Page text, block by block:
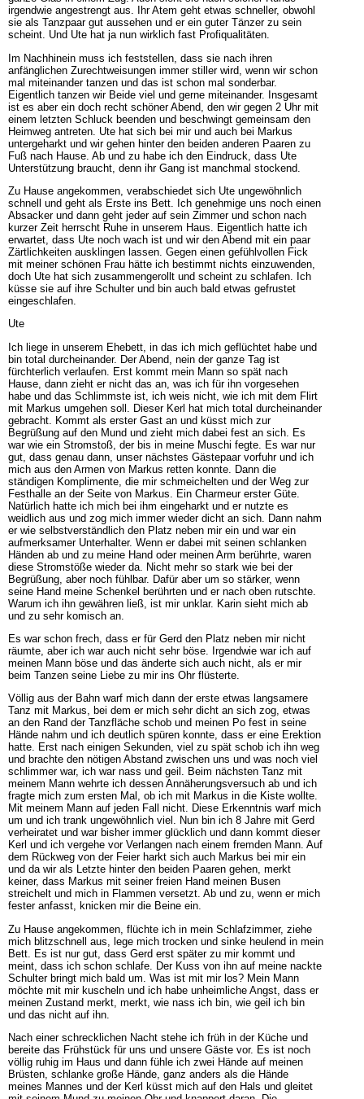
irgendwie angestrengt aus. Ihr Atem geht etwas schneller, obwohl
sie als Tanzpaar gut aussehen und er ein guter Tänzer zu sein
scheint. Und Ute hat ja nun wirklich fast Profiqualitäten.
Im Nachhinein muss ich feststellen, dass sie nach ihren
anfänglichen Zurechtweisungen immer stiller wird, wenn wir schon
mal miteinander tanzen und das ist schon mal sonderbar.
Eigentlich tanzen wir Beide viel und gerne miteinander. Insgesamt
ist es aber ein doch recht schöner Abend, den wir gegen 2 Uhr mit
einem letzten Schluck beenden und beschwingt gemeinsam den
Heimweg antreten. Ute hat sich bei mir und auch bei Markus
untergeharkt und wir gehen hinter den beiden anderen Paaren zu
Fuß nach Hause. Ab und zu habe ich den Eindruck, dass Ute
Unterstützung braucht, denn ihr Gang ist manchmal stockend.
Zu Hause angekommen, verabschiedet sich Ute ungewöhnlich
schnell und geht als Erste ins Bett. Ich genehmige uns noch einen
Absacker und dann geht jeder auf sein Zimmer und schon nach
kurzer Zeit herrscht Ruhe in unserem Haus. Eigentlich hatte ich
erwartet, dass Ute noch wach ist und wir den Abend mit ein paar
Zärtlichkeiten ausklingen lassen. Gegen einen gefühlvollen Fick
mit meiner schönen Frau hätte ich bestimmt nichts einzuwenden,
doch Ute hat sich zusammengerollt und scheint zu schlafen. Ich
küsse sie auf ihre Schulter und bin auch bald etwas gefrustet
eingeschlafen.
Ute
Ich liege in unserem Ehebett, in das ich mich geflüchtet habe und
bin total durcheinander. Der Abend, nein der ganze Tag ist
fürchterlich verlaufen. Erst kommt mein Mann so spät nach
Hause, dann zieht er nicht das an, was ich für ihn vorgesehen
habe und das Schlimmste ist, ich weis nicht, wie ich mit dem Flirt
mit Markus umgehen soll. Dieser Kerl hat mich total durcheinander
gebracht. Kommt als erster Gast an und küsst mich zur
Begrüßung auf den Mund und zieht mich dabei fest an sich. Es
war wie ein Stromstoß, der bis in meine Muschi fegte. Es war nur
gut, dass genau dann, unser nächstes Gästepaar vorfuhr und ich
mich aus den Armen von Markus retten konnte. Dann die
ständigen Komplimente, die mir schmeichelten und der Weg zur
Festhalle an der Seite von Markus. Ein Charmeur erster Güte.
Natürlich hatte ich mich bei ihm eingeharkt und er nutzte es
weidlich aus und zog mich immer wieder dicht an sich. Dann nahm
er wie selbstverständlich den Platz neben mir ein und war ein
aufmerksamer Unterhalter. Wenn er dabei mit seinen schlanken
Händen ab und zu meine Hand oder meinen Arm berührte, waren
diese Stromstöße wieder da. Nicht mehr so stark wie bei der
Begrüßung, aber noch fühlbar. Dafür aber um so stärker, wenn
seine Hand meine Schenkel berührten und er nach oben rutschte.
Warum ich ihn gewähren ließ, ist mir unklar. Karin sieht mich ab
und zu sehr komisch an.
Es war schon frech, dass er für Gerd den Platz neben mir nicht
räumte, aber ich war auch nicht sehr böse. Irgendwie war ich auf
meinen Mann böse und das änderte sich auch nicht, als er mir
beim Tanzen seine Liebe zu mir ins Ohr flüsterte.
Völlig aus der Bahn warf mich dann der erste etwas langsamere
Tanz mit Markus, bei dem er mich sehr dicht an sich zog, etwas
an den Rand der Tanzfläche schob und meinen Po fest in seine
Hände nahm und ich deutlich spüren konnte, dass er eine Erektion
hatte. Erst nach einigen Sekunden, viel zu spät schob ich ihn weg
und brachte den nötigen Abstand zwischen uns und was noch viel
schlimmer war, ich war nass und geil. Beim nächsten Tanz mit
meinem Mann wehrte ich dessen Annäherungsversuch ab und ich
fragte mich zum ersten Mal, ob ich mit Markus in die Kiste wollte.
Mit meinem Mann auf jeden Fall nicht. Diese Erkenntnis warf mich
um und ich trank ungewöhnlich viel. Nun bin ich 8 Jahre mit Gerd
verheiratet und war bisher immer glücklich und dann kommt dieser
Kerl und ich vergehe vor Verlangen nach einem fremden Mann. Auf
dem Rückweg von der Feier harkt sich auch Markus bei mir ein
und da wir als Letzte hinter den beiden Paaren gehen, merkt
keiner, dass Markus mit seiner freien Hand meinen Busen
streichelt und mich in Flammen versetzt. Ab und zu, wenn er mich
fester anfasst, knicken mir die Beine ein.
Zu Hause angekommen, flüchte ich in mein Schlafzimmer, ziehe
mich blitzschnell aus, lege mich trocken und sinke heulend in mein
Bett. Es ist nur gut, dass Gerd erst später zu mir kommt und
meint, dass ich schon schlafe. Der Kuss von ihn auf meine nackte
Schulter bringt mich bald um. Was ist mit mir los? Mein Mann
möchte mit mir kuscheln und ich habe unheimliche Angst, dass er
meinen Zustand merkt, merkt, wie nass ich bin, wie geil ich bin
und das nicht auf ihn.
Nach einer schrecklichen Nacht stehe ich früh in der Küche und
bereite das Frühstück für uns und unsere Gäste vor. Es ist noch
völlig ruhig im Haus und dann fühle ich zwei Hände auf meinen
Brüsten, schlanke große Hände, ganz anders als die Hände
meines Mannes und der Kerl küsst mich auf den Hals und gleitet